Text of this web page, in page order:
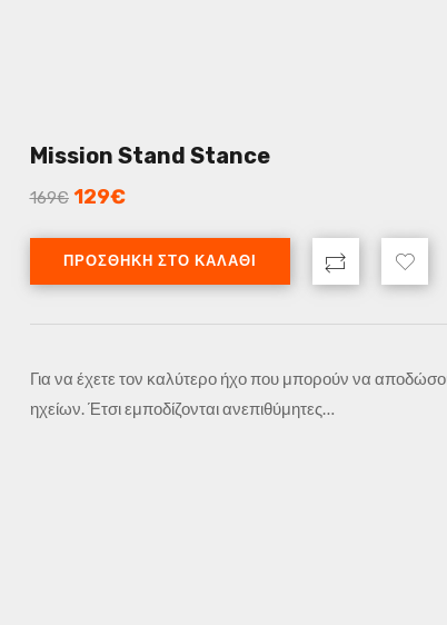
Mission Stand Stance
169€ 129€
ΠΡΟΣΘΉΚΗ ΣΤΟ ΚΑΛΆΘΙ
Για να έχετε τον καλύτερο ήχο που μπορούν να
ηχείων. Έτσι εμποδίζονται ανεπιθύμητες…